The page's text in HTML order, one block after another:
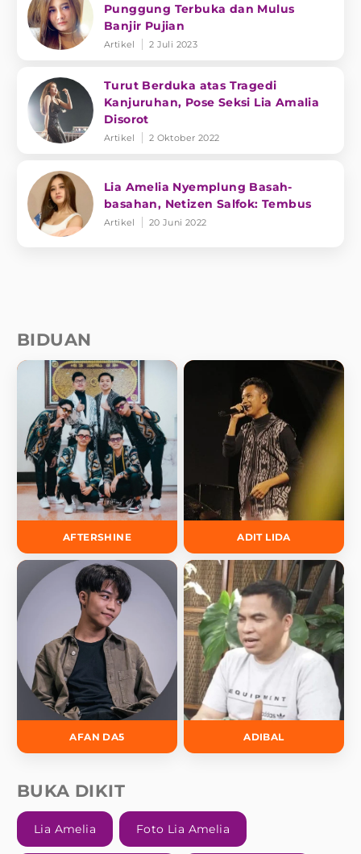
Punggung Terbuka dan Mulus
Banjir Pujian
Artikel 2 Juli 2023
Turut Berduka atas Tragedi
Kanjuruhan, Pose Seksi Lia Amalia
Disorot
Artikel 2 Oktober 2022
Lia Amelia Nyemplung Basah-
basahan, Netizen Salfok: Tembus
Artikel 20 Juni 2022
BIDUAN
AFTERSHINE ADIT LIDA
AFAN DA5 ADIBAL
BUKA DIKIT
Lia Amelia Foto Lia Amelia